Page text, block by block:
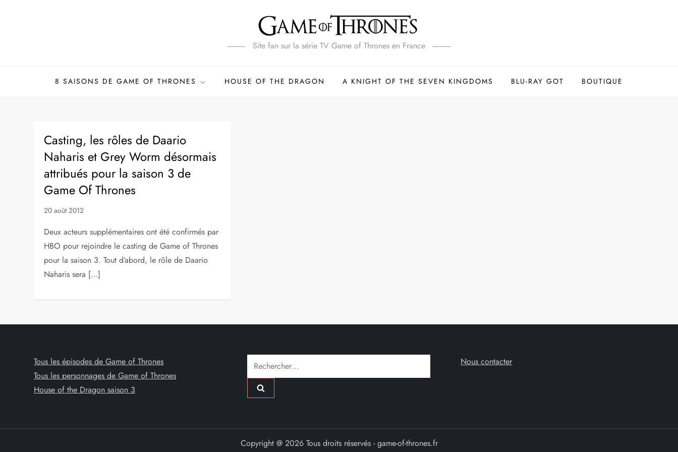
Site fan sur la série TV Game of Thrones en France
8 SAISONS DE GAME OF THRONES HOUSE OF THE DRAGON A KNIGHT OF THE SEVEN KINGDOMS BLU-RAY GOT BOUTIQUE
Casting, les rôles de Daario
Naharis et Grey Worm désormais
attribués pour la saison 3 de
Game Of Thrones
20 août 2012
Deux acteurs supplémentaires ont été confirmés par
HBO pour rejoindre le casting de Game of Thrones
pour la saison 3. Tout d’abord, le rôle de Daario
Naharis sera […]
Tous les épisodes de Game of Thrones
Tous les personnages de Game of Thrones
House of the Dragon saison 3
Rechercher : Nous contacter
Copyright @ 2026 Tous droits réservés - game-of-thrones.fr